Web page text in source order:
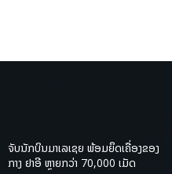
ຈັບນັກບິນມາເລເຊຍ ພ້ອມຍຶດເຄື່ອງຂອງ
ກາງ ຢາອີ ຫຼາຍກວ່າ 70,000 ເມັດ